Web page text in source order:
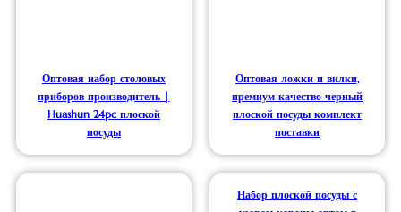
Оптовая набор столовых
приборов производитель |
Huashun 24pc плоской
посуды
Оптовая ложки и вилки,
премиум качество черный
плоской посуды комплект
поставки
Набор плоской посуды с